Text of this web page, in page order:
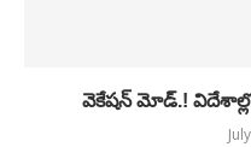
వెకేషన్ మోడ్.!